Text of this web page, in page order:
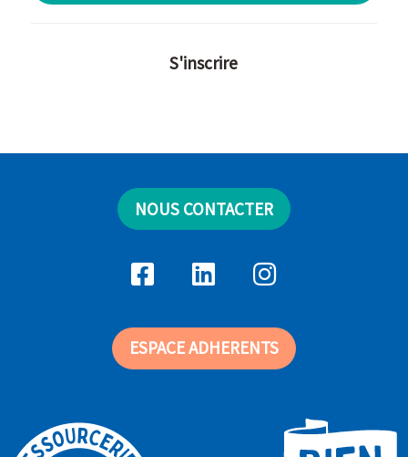
S'inscrire
NOUS CONTACTER
ESPACE ADHERENTS